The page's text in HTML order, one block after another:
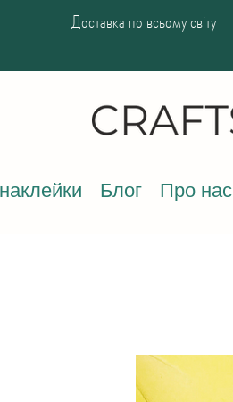
Доставка по всьому світу
Блог Про нас